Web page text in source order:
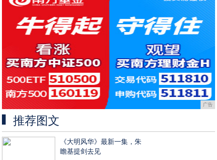
广告
推荐图文
《大明风华》最新一集，朱
瞻基提剑去见